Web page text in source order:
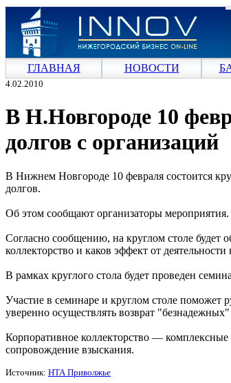
ГЛАВНАЯ НОВОСТИ
4.02.2010
В Н.Новгороде 10
долгов с организаций
В Нижнем Новгороде 10 февраля состоится
долгов.
Об этом сообщают организаторы мероприятия.
Согласно сообщению, на круглом столе будет
коллекторство и каков эффект от деятельности
В рамках круглого стола будет проведен
Участие в семинаре и круглом столе поможет
уверенно осуществлять возврат
Корпоративное коллекторство —
сопровождение взыскания.
Источник: НТА Приволжье